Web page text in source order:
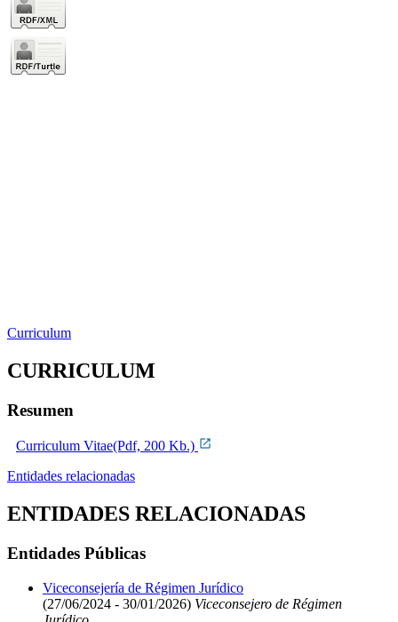
Curriculum
CURRICULUM
Resumen
Curriculum Vitae(Pdf, 200 Kb.)
Entidades relacionadas
ENTIDADES RELACIONADAS
Entidades Públicas
Viceconsejería de Régimen Jurídico
(27/06/2024 - 30/01/2026) Viceconsejero de Régimen